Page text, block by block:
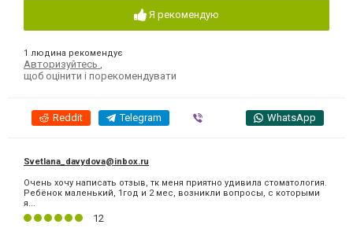
Я рекомендую
1 людина рекомендує
Авторизуйтесь ,
щоб оцінити і порекомендувати
Reddit Telegram WhatsApp
Svetlana_davydova@inbox.ru
Очень хочу написать отзыв, тк меня приятно удивила стоматология.
Ребёнок маленький, 1год и 2 мес, возникли вопросы, с которыми
я...
12